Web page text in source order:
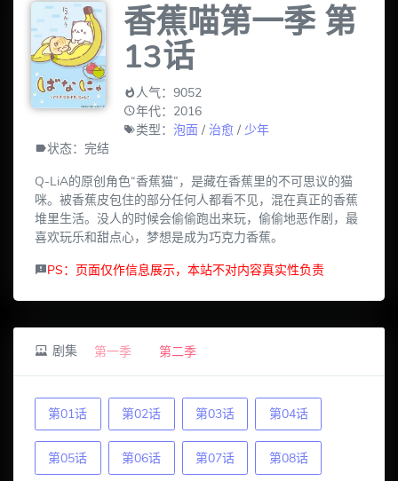
香蕉喵第一季 第
13话
人气：9052
年代：2016
类型：泡面 / 治愈 /少年
状态：完结
Q-LiA的原创角色“香蕉猫”，是藏在香蕉里的不可思议的猫
咪。被香蕉皮包住的部分任何人都看不见，混在真正的香蕉
堆里生活。没人的时候会偷偷跑出来玩，偷偷地恶作剧，最
喜欢玩乐和甜点心，梦想是成为巧克力香蕉。
PS：页面仅作信息展示，本站不对内容真实性负责
剧集 第一季 第二季
第01话 第02话 第03话 第04话
第05话 第06话 第07话 第08话